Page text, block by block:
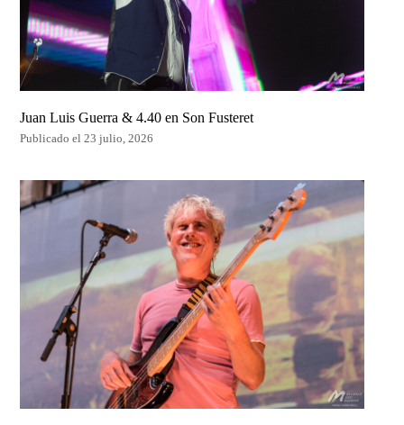
Juan Luis Guerra & 4.40 en Son Fusteret
Publicado el 23 julio, 2026